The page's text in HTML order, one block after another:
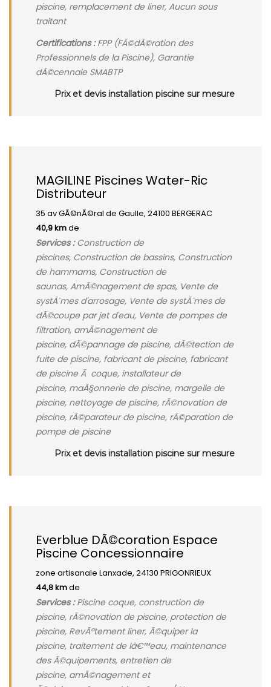
piscine, remplacement de liner, Aucun sous
traitant
Certifications :FPP (FÃ©dÃ©ration des
Professionnels de la Piscine), Garantie
dÃ©cennale SMABTP
Prix et devis installation piscine sur mesure
MAGILINE Piscines Water-Ric
Distributeur
35 av GÃ©nÃ©ral de Gaulle, 24100 BERGERAC
40,9 kmde
Services :Construction de
piscines, Construction de bassins, Construction
de hammams, Construction de
saunas, AmÃ©nagement de spas, Vente de
systÃ¨mes d'arrosage, Vente de systÃ¨mes de
dÃ©coupe par jet d'eau, Vente de pompes de
filtration, amÃ©nagement de
piscine, dÃ©pannage de piscine, dÃ©tection de
fuite de piscine, fabricant de piscine, fabricant
de piscine Ã coque, installateur de
piscine, maÃ§onnerie de piscine, margelle de
piscine, nettoyage de piscine, rÃ©novation de
piscine, rÃ©parateur de piscine, rÃ©paration de
pompe de piscine
Prix et devis installation piscine sur mesure
Everblue DÃ©coration Espace
Piscine Concessionnaire
zone artisanale Lanxade, 24130 PRIGONRIEUX
44,8 kmde
Services :Piscine coque, construction de
piscine, rÃ©novation de piscine, protection de
piscine, RevÃªtement liner, Ã©quiper la
piscine, traitement de lâ€™eau, maintenance
des Ã©quipements, entretien de
piscine, amÃ©nagement et